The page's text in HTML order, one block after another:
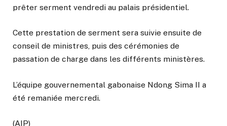
prêter serment vendredi au palais présidentiel.
Cette prestation de serment sera suivie ensuite de
conseil de ministres, puis des cérémonies de
passation de charge dans les différents ministères.
L’équipe gouvernemental gabonaise Ndong Sima II a
été remaniée mercredi.
(AIP)